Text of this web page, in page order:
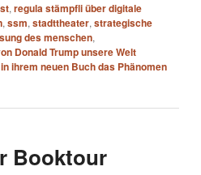
, regula stämpfli über digitale
, ssm, stadttheater, strategische
des menschen,
Donald Trump unsere Welt
ihrem neuen Buch das Phänomen
Booktour